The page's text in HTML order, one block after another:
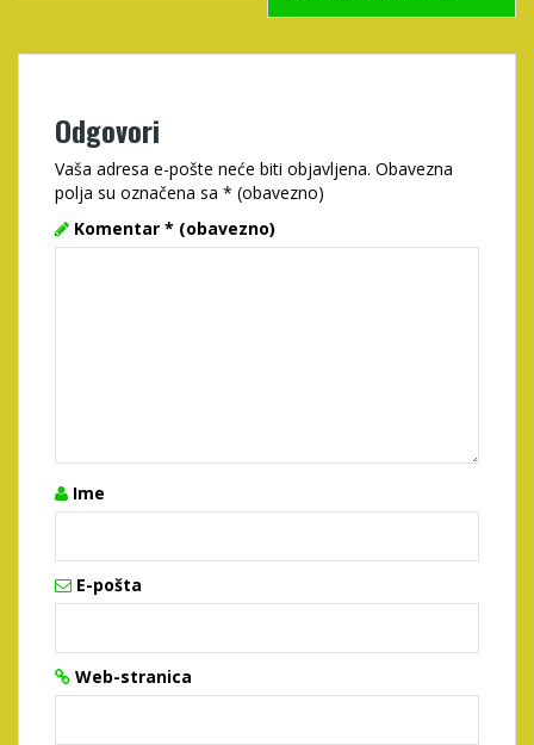
Odgovori
Vaša adresa e-pošte neće biti objavljena. Obavezna
polja su označena sa * (obavezno)
Komentar * (obavezno)
Ime
E-pošta
Web-stranica